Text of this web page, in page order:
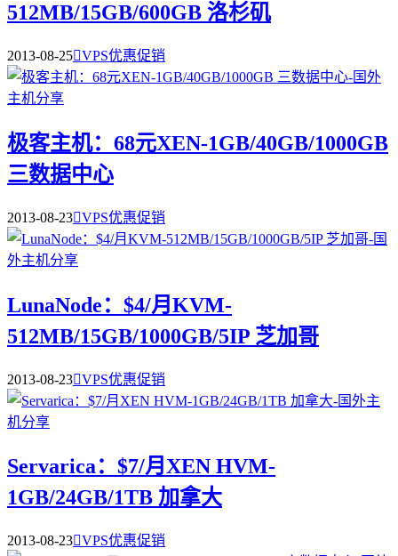
512MB/15GB/600GB 洛杉矶
2013-08-25VPS优惠促销
极客主机：68元XEN-1GB/40GB/1000GB
三数据中心
2013-08-23VPS优惠促销
LunaNode：$4/月KVM-
512MB/15GB/1000GB/5IP 芝加哥
2013-08-23VPS优惠促销
Servarica：$7/月XEN HVM-
1GB/24GB/1TB 加拿大
2013-08-23VPS优惠促销